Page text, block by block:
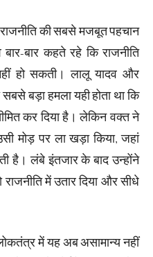
की सबसे मजबूत पहचान
बार कहते रहे कि राजनीति
हो सकती। लालू यादव और
बड़ा हमला यही होता था कि
कर दिया है। लेकिन वक्त ने
मोड़ पर ला खड़ा किया, जहां
है। लंबे इंतजार के बाद उन्होंने
में उतार दिया और सीधे
में यह अब असामान्य नहीं